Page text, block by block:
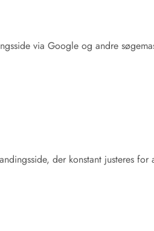
via Google og andre
der konstant justeres